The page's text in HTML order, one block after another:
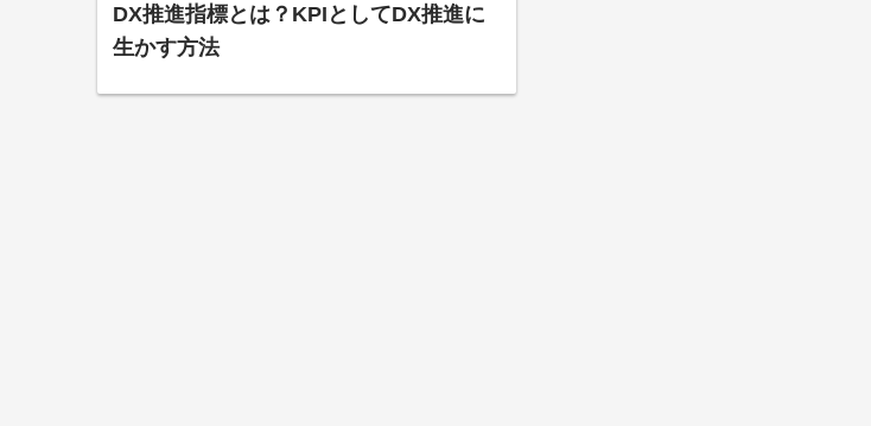
DX推進指標とは？KPIとしてDX推進に
生かす方法